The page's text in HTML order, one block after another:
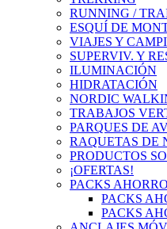
RUNNING /
ESQUÍ DE
VIAJES Y
SUPERVIV. Y
ILUMINACIÓN
HIDRATACIÓN
NORDIC
TRABAJOS
PARQUES DE
RAQUETAS DE
PRODUCTOS
¡OFERTAS!
PACKS AHORRO
PACKS
PACKS